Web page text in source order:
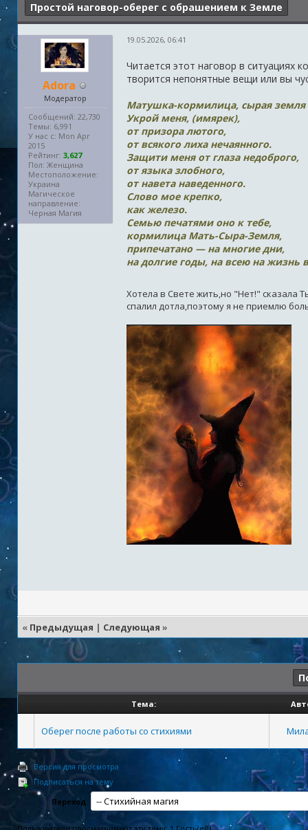
Простой наговор-оберег с обрашением к Земле
Adora
Модератор
Сообщений: 22,730
Темы: 6,991
У нас с: Mon Apr
2015
Рейтинг:3,627
Пол: Женщина
Местоположение:
Украина
Магическое
направление:
Черная Магия
19.05.2026, 06:41
Читается этот наговор в ситуациях
творится непонятные вещи или вы
Матушка-кормилица, сырая земля
Укрой меня, (имярек),
от призора лютого,
от всякого лиха нечаянного.
Защити меня от глаза недоброго,
от языка злобного,
от навета наведенного.
Слово мое крепко,
как железо.
Семью печатями оно к тебе,
кормилица Мать-Сыра-Земля,
припечатано — на многие дни,
на долгие годы, на всею на жизнь
Хотела в Свете жить,но "Нет!" сказала
спалил дотла,поэтому я не приемлю
« Предыдущая | Следующая »
Тема:
Оберег после работы со стихиями
Версия для просмотра
Подписаться на тему
Переход: